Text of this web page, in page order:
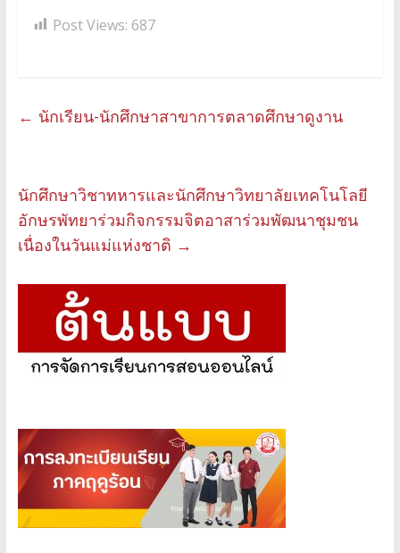
Post Views: 687
← นักเรียน-นักศึกษาสาขาการตลาดศึกษาดูงาน
นักศึกษาวิชาทหารและนักศึกษาวิทยาลัยเทคโนโลยี
อักษรพัทยาร่วมกิจกรรมจิตอาสาร่วมพัฒนาชุมชน
เนื่องในวันแม่แห่งชาติ →